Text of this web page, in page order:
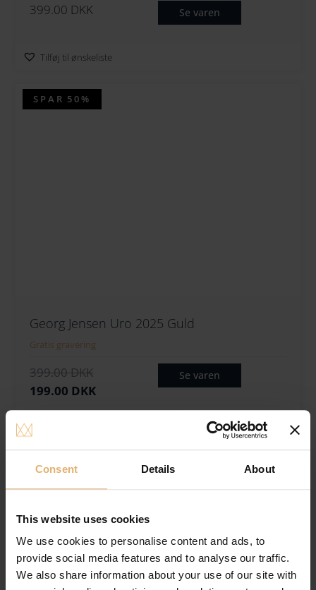
Consent Details About
This website uses cookies
We use cookies to personalise content and ads, to
provide social media features and to analyse our traffic.
We also share information about your use of our site with
399.00 DKK Se varen
Tilføj til ønskeliste
SPAR 50%
Georg Jensen Uro 2025 Guld
Gratis gravering
399.00DKKD
e
n
d
e
l
i
199.00 DKKe
n
l
e
p
Se varen